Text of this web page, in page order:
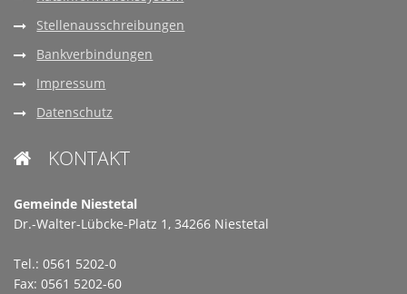
Stellenausschreibungen
Bankverbindungen
Impressum
Datenschutz
 KONTAKT
Gemeinde Niestetal
Dr.-Walter-Lübcke-Platz 1, 34266 Niestetal
Tel.: 0561 5202-0
Fax: 0561 5202-60